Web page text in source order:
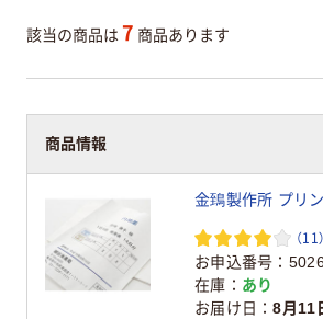
該当の商品は 7 商品あります
商品情報
金鵄製作所 プリ
（11）
お申込番号
在庫
あり
お届け日
8月11